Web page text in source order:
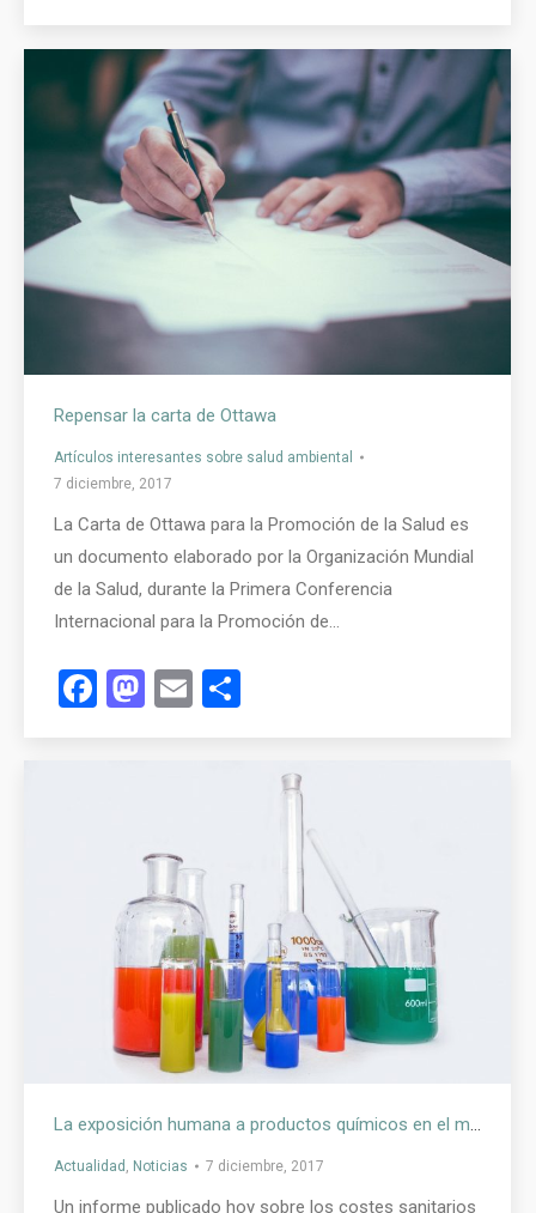
Repensar la carta de Ottawa
Artículos interesantes sobre salud ambiental
7 diciembre, 2017
La Carta de Ottawa para la Promoción de la Salud es
un documento elaborado por la Organización Mundial
de la Salud, durante la Primera Conferencia
Internacional para la Promoción de…
Facebook
Mastodon
Email
Actualidad Noticias 7 diciembre, 2017
Un informe publicado hoy sobre los costes sanitarios